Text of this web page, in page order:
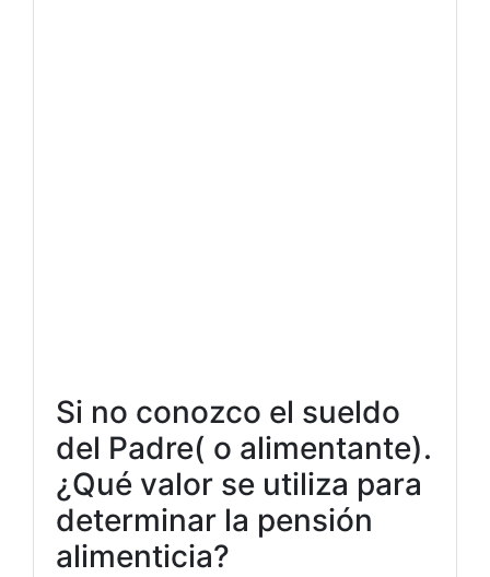
Si no conozco el sueldo
del Padre( o alimentante).
¿Qué valor se utiliza para
determinar la pensión
alimenticia?